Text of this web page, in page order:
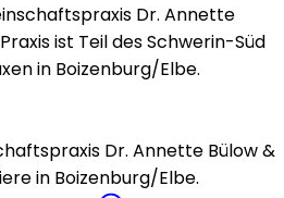
Dr. Annette
ist Teil des Schwerin-Süd
in Boizenburg/Elbe.
Dr. Annette Bülow &
in Boizenburg/Elbe.